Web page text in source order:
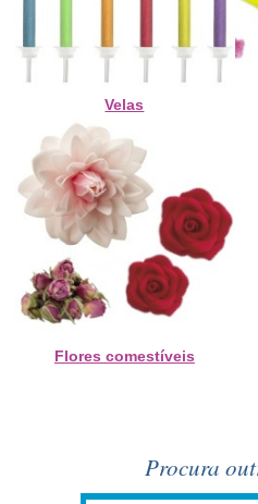
Velas
Flores comestíveis
Procura